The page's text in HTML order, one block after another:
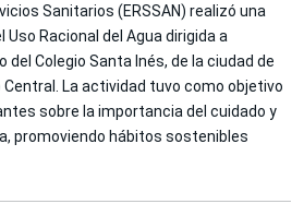
Sanitarios (ERSSAN) realizó una
Racional del Agua dirigida a
del Colegio Santa Inés, de la ciudad de
La actividad tuvo como objetivo
sobre la importancia del cuidado y
promoviendo hábitos sostenibles